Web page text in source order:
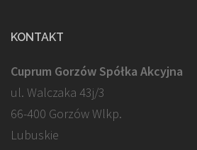
KONTAKT
Cuprum Gorzów Spółka Akcyjna
ul. Walczaka 43j/3
66-400 Gorzów Wlkp.
Lubuskie